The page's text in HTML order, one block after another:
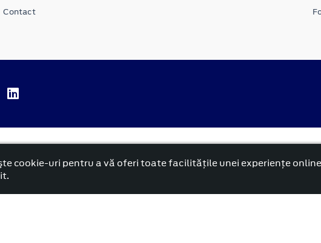
Contact
Confidentialitate
Politica cookies
pentru România modernă și reformată”.
cookie-uri pentru a vă oferi toate facilitățile unei experiențe